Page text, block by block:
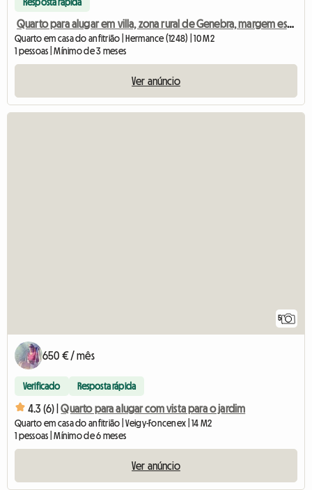
Resposta rápida
Quarto para alugar em villa, zona rural de Genebra, margem esquerda
Quarto em casa do anfitrião | Hermance (1248) | 10 M2
1 pessoas | Mínimo de 3 meses
Ver anúncio
5
650 € / mês
Verificado Resposta rápida
4.3 (6) | Quarto para alugar com vista para o jardim
Quarto em casa do anfitrião | Veigy-Foncenex | 14 M2
1 pessoas | Mínimo de 6 meses
Ver anúncio